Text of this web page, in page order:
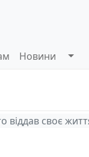
Новини
своє